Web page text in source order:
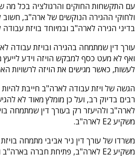
עם התקשחות החוקים והרגולציה בכל מה
ולחוקי ההגירה הנוקשים של ארה"ב,
בדיני הגירה לארה"ב ובמיוחד בויזת
עורך דין שמתמחה בהגירה ובויזת עבודה
ואף לא מעט כסף למבקש הויזה וידע לייעץ
לעשות, כאשר מגישים את הויזה לרשויות
הגשה של ויזת עבודה לארה"ב חייבת
רבים בדיוק רב, ועל כן מומלץ מאוד לא
לארה"ב ולהיעזר רק בעורך דין שמתמחה
משקיע E2 לארה"ב.
משרדו של עורך דין ניר אביבי מתמחה
משקיע E2 לארה"ב, פתיחת חברה בארה"ב ובהגירה לארה"ב.